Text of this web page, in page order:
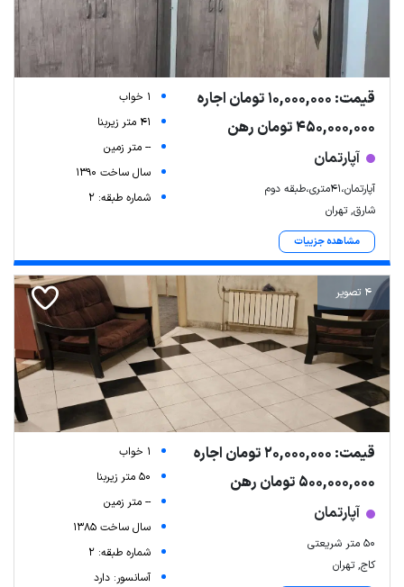
قیمت: 10,000,000 تومان اجاره
450,000,000 تومان رهن
آپارتمان
آپارتمان،۴۱متری،طبقه دوم
شارق, تهران
مشاهده جزییات
1 خواب
41 متر زیربنا
-- متر زمین
سال ساخت 1390
شماره طبقه: 2
4 تصویر
قیمت: 20,000,000 تومان اجاره
500,000,000 تومان رهن
آپارتمان
۵۰ متر شریعتی
کاج, تهران
1 خواب
50 متر زیربنا
-- متر زمین
سال ساخت 1385
شماره طبقه: 2
آسانسور: دارد